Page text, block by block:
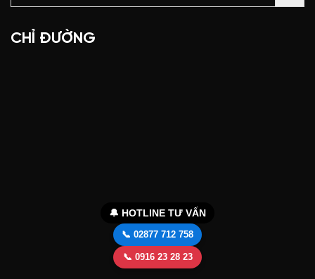
CHỈ ĐƯỜNG
🔔 HOTLINE TƯ VẤN
📞 02877 712 758
📞 0916 23 28 23